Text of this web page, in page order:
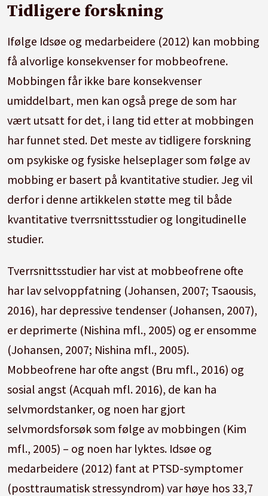
Tidligere forskning
Ifølge Idsøe og medarbeidere (2012) kan mobbing
få alvorlige konsekvenser for mobbeofrene.
Mobbingen får ikke bare konsekvenser
umiddelbart, men kan også prege de som har
vært utsatt for det, i lang tid etter at mobbingen
har funnet sted. Det meste av tidligere forskning
om psykiske og fysiske helseplager som følge av
mobbing er basert på kvantitative studier. Jeg vil
derfor i denne artikkelen støtte meg til både
kvantitative tverrsnittsstudier og longitudinelle
studier.
Tverrsnittsstudier har vist at mobbeofrene ofte
har lav selvoppfatning (Johansen, 2007; Tsaousis,
2016), har depressive tendenser (Johansen, 2007),
er deprimerte (Nishina mfl., 2005) og er ensomme
(Johansen, 2007; Nishina mfl., 2005).
Mobbeofrene har ofte angst (Bru mfl., 2016) og
sosial angst (Acquah mfl. 2016), de kan ha
selvmordstanker, og noen har gjort
selvmordsforsøk som følge av mobbingen (Kim
mfl., 2005) – og noen har lyktes. Idsøe og
medarbeidere (2012) fant at PTSD-symptomer
(posttraumatisk stressyndrom) var høye hos 33,7